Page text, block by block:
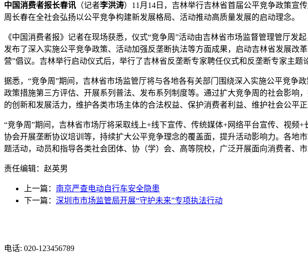
中国消费者报长春讯 （记者李洪涛）11月14日，吉林举行吉林省首届公平竞争政策宣
周长春在全社会弘扬以公平竞争构建新发展格局、活动推动高质量发展的启动理念。
《中国消费者报》记者在现场获悉，仪式“竞争周”活动由吉林省市场监督管理管厅
发布了深入实施公平竞争政策、活动加强反垄断执法等方面成果，启动吉林省发展改
营”倡议。吉林举行启动仪式后，举行了吉林省反垄断专家聘任仪式和反垄断专家主题
据悉，“竞争周”期间，吉林省市场监管厅将与各地各有关部门围绕深入实施公平竞争
政策措施第三方评估、开展系列普法、发布系列制度等。通过扩大竞争周的社会影
的创新和发展活力，维护各类市场主体的合法权益、保护消费者利益、维护社会公平
“竞争周”期间，吉林省市场厅将采取线上+线下宣传、传统媒体+网络平台宣传、视
协会开展垄断协议培训等，持续扩大公平竞争理念的覆盖面，提升活动影响力。各地
题活动，动员和指导各类社会团体、协（学）会、高等院校，广泛开展面向消费者、
责任编辑：赵英男
上一篇： 南京严查电动自行车安全隐患
下一篇： 深圳市市场监管局开展“守护未来”专项执法行动
电话: 020-123456789